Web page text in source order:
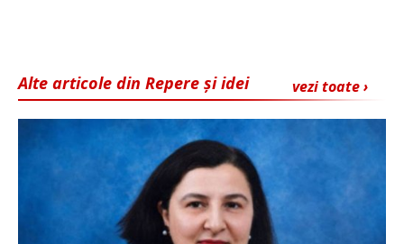
vezi toate ›
Alte articole din Repere și idei